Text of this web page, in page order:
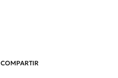
COMPARTIR